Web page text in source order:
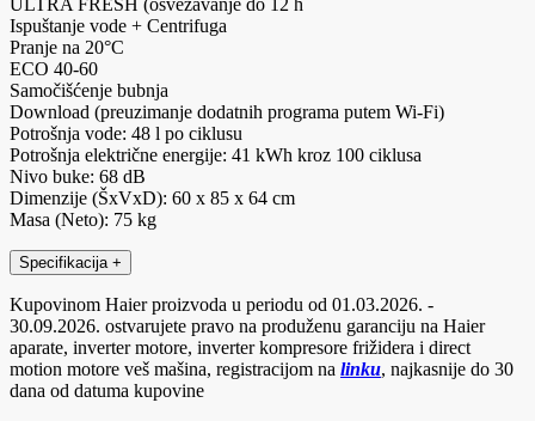
Ispuštanje vode + Centrifuga
Pranje na 20°C
ECO 40-60
Samočišćenje bubnja
Download (preuzimanje dodatnih programa putem Wi-Fi)
Potrošnja vode: 48 l po ciklusu
Potrošnja električne energije: 41 kWh kroz 100 ciklusa
Nivo buke: 68 dB
Dimenzije (ŠxVxD): 60 x 85 x 64 cm
Masa (Neto): 75 kg
Specifikacija +
Kupovinom Haier proizvoda u periodu od 01.03.2026. -
30.09.2026. ostvarujete pravo na produženu garanciju na Haier
aparate, inverter motore, inverter kompresore frižidera i direct
motion motore veš mašina, registracijom na linku, najkasnije do 30
dana od datuma kupovine